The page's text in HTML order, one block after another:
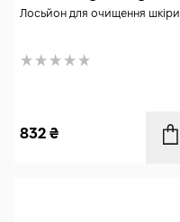
мл
Лосьйон для очищення шкіри
832 ₴